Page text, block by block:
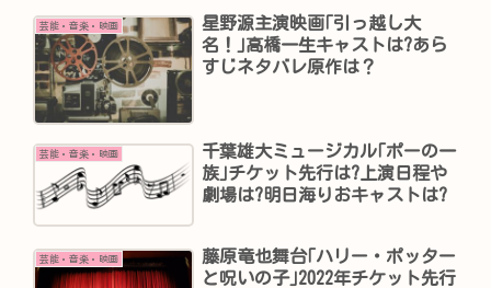
芸能・音楽・映画
星野源主演映画｢引っ越し大
名！｣高橋一生キャストは?あら
すじネタバレ原作は？
芸能・音楽・映画
千葉雄大ミュージカル｢ポーの一
族｣チケット先行は?上演日程や
劇場は?明日海りおキャストは?
芸能・音楽・映画
藤原竜也舞台｢ハリー・ポッター
と呪いの子｣2022年チケット先行